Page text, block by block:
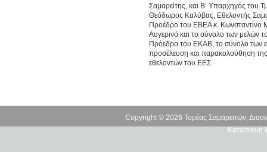
Σαμαρείτης, και Β’ Υπαρχηγός του
Θεόδωρος Καλύβας, Εθελοντής
Προέδρο του ΕΒΕΑ κ. Κωνσταντίνο
Αυγερινό και το σύνολο των μελών
Πρόεδρο του ΕΚΑΒ, το σύνολο των
προσέλευση και παρακολούθηση της
εθελοντών του ΕΕΣ.
Copyright © 2026 Τομέας Σαμαρειτών,
Κατασκευή